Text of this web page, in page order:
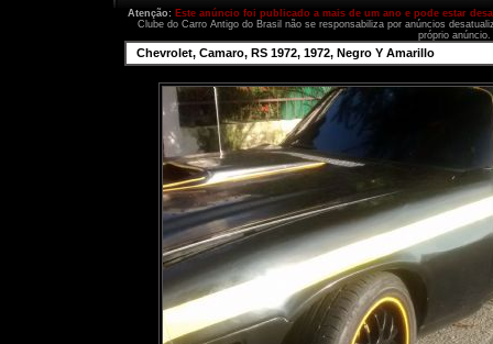
Atenção: Este anúncio foi publicado a mais de um ano e pode estar
Clube do Carro Antigo do Brasil não se responsabiliza por anúncios
próprio anúncio.
Chevrolet, Camaro, RS 1972, 1972, Negro Y Amarillo